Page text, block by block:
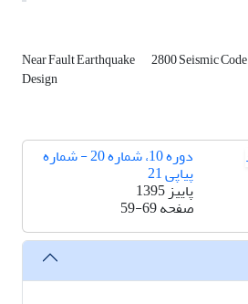
Near Fault Earthquake 2800 Seismic Code
Design
دوره 10، شماره 20 - شماره
پیاپی 21
پاییز 1395
صفحه59-69